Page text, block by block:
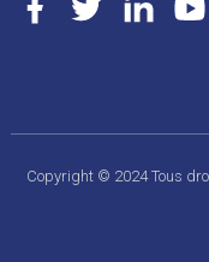
Copyright © 2024 Tous